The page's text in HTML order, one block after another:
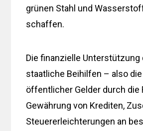
grünen Stahl und
schaffen.
Die finanzielle Unterstützung
staatliche Beihilfen – also
öffentlicher Gelder durch die
Gewährung von Krediten,
Steuererleichterungen an